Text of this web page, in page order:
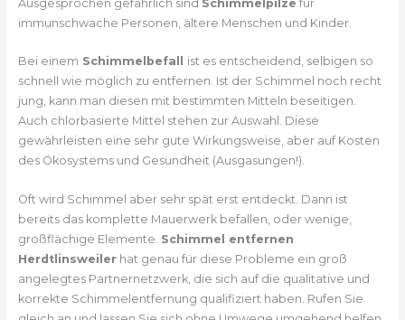
Ausgesprochen gefährlich sind Schimmelpilze für
immunschwache Personen, ältere Menschen und Kinder.
Bei einem Schimmelbefall ist es entscheidend, selbigen so
schnell wie möglich zu entfernen. Ist der Schimmel noch recht
jung, kann man diesen mit bestimmten Mitteln beseitigen.
Auch chlorbasierte Mittel stehen zur Auswahl. Diese
gewährleisten eine sehr gute Wirkungsweise, aber auf Kosten
des Ökosystems und Gesundheit (Ausgasungen!).
Oft wird Schimmel aber sehr spät erst entdeckt. Dann ist
bereits das komplette Mauerwerk befallen, oder wenige,
großflächige Elemente. Schimmel entfernen
Herdtlinsweilerhat genau für diese Probleme ein groß
angelegtes Partnernetzwerk, die sich auf die qualitative und
korrekte Schimmelentfernung qualifiziert haben. Rufen Sie